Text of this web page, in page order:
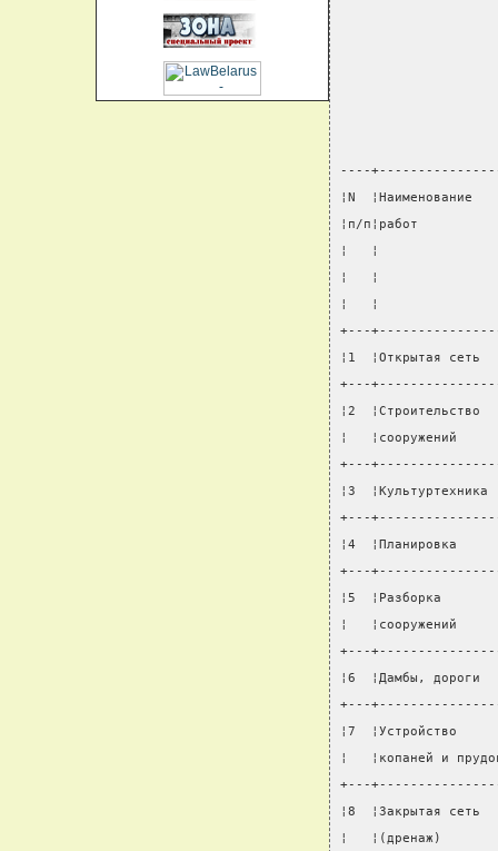
----
¦N
¦п/п¦работ
¦   ¦
¦   ¦
¦   ¦
+---
¦1  ¦Открытая сеть
+---
¦2  ¦Строительство
¦
+---
¦3
+---
¦4  ¦Планировка
+---
¦5  ¦Разборка
¦
+---
¦6  ¦Дамбы, дороги
+---
¦7  ¦Устройство
¦   ¦копаней и
+---
¦8  ¦Закрытая сеть
¦   ¦(дренаж)